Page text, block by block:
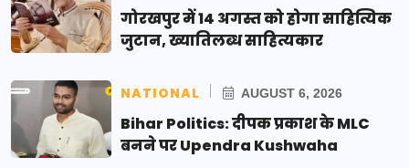
गोरखपुर में 14 अगस्त को होगा साहित्यिक
जुटान, ख्यातिलब्ध साहित्यकार
NATIONAL AUGUST 6, 2026
Bihar Politics: दीपक प्रकाश के MLC
बनने पर Upendra Kushwaha